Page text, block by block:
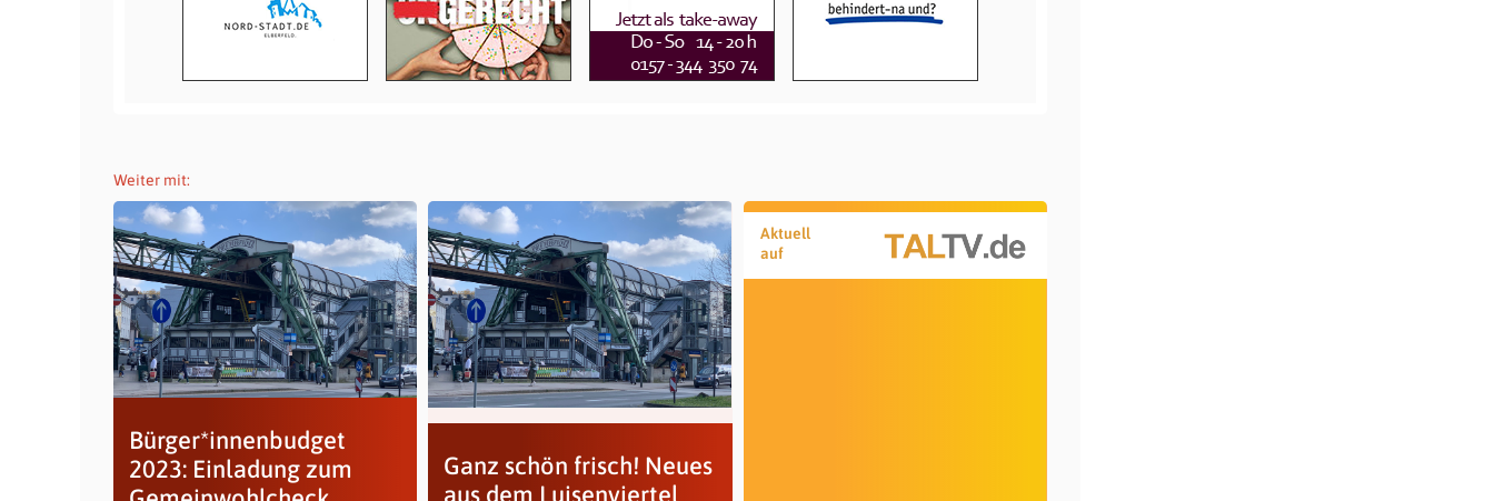
Weiter mit:
Bürger*innenbudget
2023: Einladung zum
Ganz schön frisch! Neues
aus dem Luisenviertel
Aktuell
auf